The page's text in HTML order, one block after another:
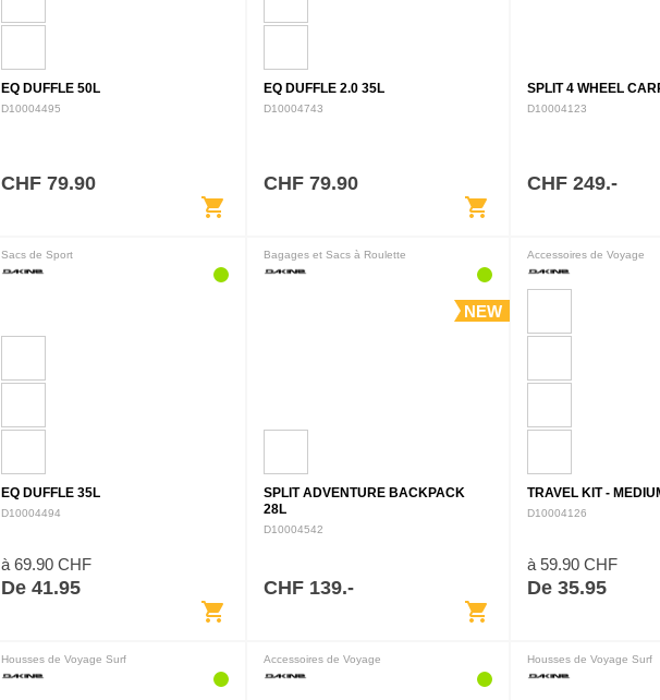
EQ DUFFLE 50L
D10004495
CHF 79.90
shopping_cart
EQ DUFFLE 2.0 35L
D10004743
CHF 79.90
shopping_cart
SPLIT 4 WHEEL
D10004123
CHF 249.-
Sacs de Sport
EQ DUFFLE 35L
D10004494
à 69.90 CHF
De 41.95
shopping_cart
Bagages et Sacs à Roulette
NEW
SPLIT ADVENTURE BACKPACK
28L
D10004542
CHF 139.-
shopping_cart
Accessoires de Voyage
TRAVEL KIT -
D10004126
à 59.90 CHF
De 35.95
Housses de Voyage Surf Accessoires de Voyage Housses de Voyage Surf